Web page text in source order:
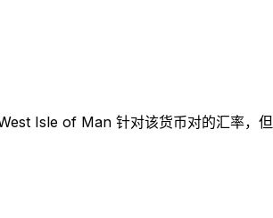
Isle of Man 针对该货币对的汇率，